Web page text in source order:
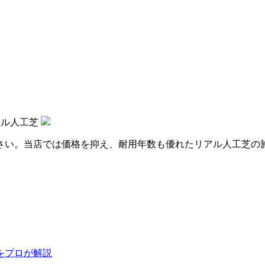
人工芝
。当店では価格を抑え、耐用年数も優れたリアル人工芝
プロが解説